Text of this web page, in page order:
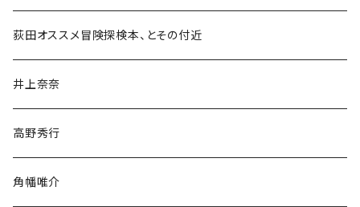
和書
文学・小説・物語
随筆・ノンフィクション・その他
荻田オススメ冒険探検本、とその付近
井上奈奈
高野秀行
角幡唯介